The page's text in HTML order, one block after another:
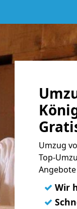
Umzug
Top-
✓ Wir
✓